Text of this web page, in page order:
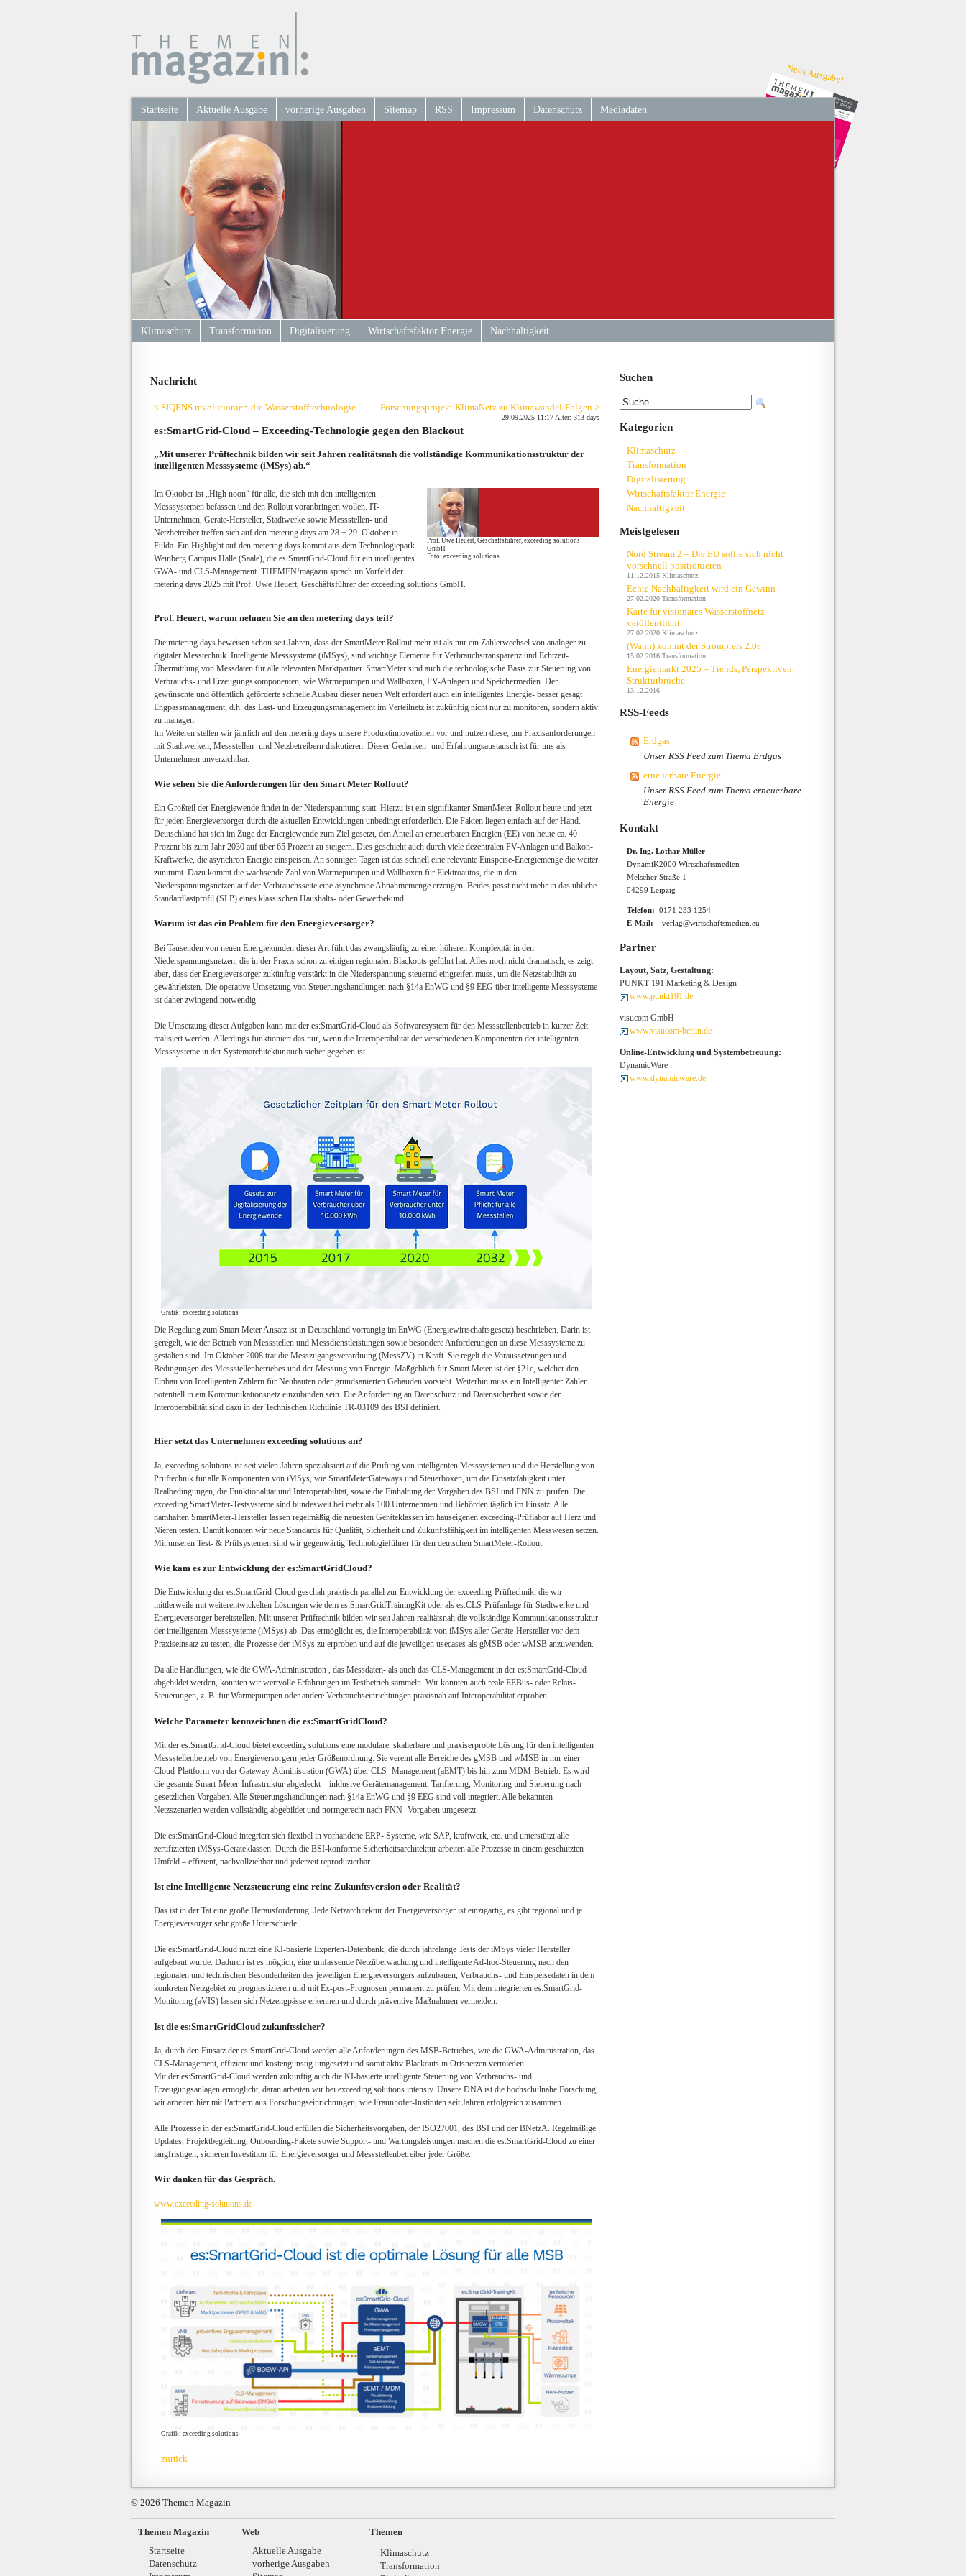
Startseite Aktuelle Ausgabe vorherige Ausgaben Sitemap RSS Impressum Datenschutz Mediadaten
Klimaschutz Transformation Digitalisierung Wirtschaftsfaktor Energie Nachhaltigkeit
Nachricht
Forschungsprojekt KlimaNetz zu Klimawandel-Folgen >
< SIQENS revolutioniert die Wasserstofftechnologie
29.09.2025 11:17 Alter: 313 days
es:SmartGrid-Cloud – Exceeding-Technologie gegen den Blackout
„Mit unserer Prüftechnik bilden wir seit Jahren realitätsnah die vollständige Kommunikationsstruktur der
intelligenten Messsysteme (iMSys) ab.“
Prof. Uwe Heuert, Geschäftsführer, exceeding solutions
GmbH
Foto: exceeding solutions
Im Oktober ist „High noon“ für alle, die sich mit den intelligenten
Messsystemen befassen und den Rollout voranbringen wollen. IT-
Unternehmen, Geräte-Hersteller, Stadtwerke sowie Messstellen- und
Netzbetreiber treffen sich auf den metering days am 28.+ 29. Oktober in
Fulda. Ein Highlight auf den metering days kommt aus dem Technologiepark
Weinberg Campus Halle (Saale), die es:SmartGrid-Cloud für ein intelligentes
GWA- und CLS-Management. THEMEN!magazin sprach im Vorfeld der
metering days 2025 mit Prof. Uwe Heuert, Geschäftsführer der exceeding solutions GmbH.
Prof. Heuert, warum nehmen Sie an den metering days teil?
Die metering days beweisen schon seit Jahren, dass der SmartMeter Rollout mehr ist als nur ein Zählerwechsel von analoger zu
digitaler Messtechnik. Intelligente Messsysteme (iMSys), sind wichtige Elemente für Verbrauchstransparenz und Echtzeit-
Übermittlung von Messdaten für alle relevanten Marktpartner. SmartMeter sind auch die technologische Basis zur Steuerung von
Verbrauchs- und Erzeugungskomponenten, wie Wärmepumpen und Wallboxen, PV-Anlagen und Speichermedien. Der
gewünschte und öffentlich geförderte schnelle Ausbau dieser neuen Welt erfordert auch ein intelligentes Energie- besser gesagt
Engpassmanagement, d.h. das Last- und Erzeugungsmanagement im Verteilnetz ist zukünftig nicht nur zu monitoren, sondern aktiv
zu managen.
Im Weiteren stellen wir jährlich auf den metering days unsere Produktinnovationen vor und nutzen diese, um Praxisanforderungen
mit Stadtwerken, Messstellen- und Netzbetreibern diskutieren. Dieser Gedanken- und Erfahrungsaustausch ist für uns als
Unternehmen unverzichtbar.
Wie sehen Sie die Anforderungen für den Smart Meter Rollout?
Ein Großteil der Energiewende findet in der Niederspannung statt. Hierzu ist ein signifikanter SmartMeter-Rollout heute und jetzt
für jeden Energieversorger durch die aktuellen Entwicklungen unbedingt erforderlich. Die Fakten liegen einfach auf der Hand.
Deutschland hat sich im Zuge der Energiewende zum Ziel gesetzt, den Anteil an erneuerbaren Energien (EE) von heute ca. 40
Prozent bis zum Jahr 2030 auf über 65 Prozent zu steigern. Dies geschieht auch durch viele dezentralen PV-Anlagen und Balkon-
Kraftwerke, die asynchron Energie einspeisen. An sonnigen Tagen ist das schnell eine relevante Einspeise-Energiemenge die weiter
zunimmt. Dazu kommt die wachsende Zahl von Wärmepumpen und Wallboxen für Elektroautos, die in den
Niederspannungsnetzen auf der Verbrauchsseite eine asynchrone Abnahmemenge erzeugen. Beides passt nicht mehr in das übliche
Standardlastprofil (SLP) eines klassischen Haushalts- oder Gewerbekund
Warum ist das ein Problem für den Energieversorger?
Bei Tausenden von neuen Energiekunden dieser Art führt das zwangsläufig zu einer höheren Komplexität in den
Niederspannungsnetzen, die in der Praxis schon zu einigen regionalen Blackouts geführt hat. Alles noch nicht dramatisch, es zeigt
aber, dass der Energieversorger zukünftig verstärkt in die Niederspannung steuernd eingreifen muss, um die Netzstabilität zu
gewährleisten. Die operative Umsetzung von Steuerungshandlungen nach §14a EnWG und §9 EEG über intelligente Messsysteme
ist daher zwingend notwendig.
Die Umsetzung dieser Aufgaben kann mit der es:SmartGrid-Cloud als Softwaresystem für den Messstellenbetrieb in kurzer Zeit
realisiert werden. Allerdings funktioniert das nur, wenn die Interoperabilität der verschiedenen Komponenten der intelligenten
Messsysteme in der Systemarchitektur auch sicher gegeben ist.
Grafik: exceeding solutions
Die Regelung zum Smart Meter Ansatz ist in Deutschland vorrangig im EnWG (Energiewirtschaftsgesetz) beschrieben. Darin ist
geregelt, wie der Betrieb von Messstellen und Messdienstleistungen sowie besondere Anforderungen an diese Messsysteme zu
gestalten sind. Im Oktober 2008 trat die Messzugangsverordnung (MessZV) in Kraft. Sie regelt die Voraussetzungen und
Bedingungen des Messstellenbetriebes und der Messung von Energie. Maßgeblich für Smart Meter ist der §21c, welcher den
Einbau von Intelligenten Zählern für Neubauten oder grundsanierten Gebäuden vorsieht. Weiterhin muss ein Intelligenter Zähler
potentiell in ein Kommunikationsnetz einzubinden sein. Die Anforderung an Datenschutz und Datensicherheit sowie der
Interoperabilität sind dazu in der Technischen Richtlinie TR-03109 des BSI definiert.
Hier setzt das Unternehmen exceeding solutions an?
Ja, exceeding solutions ist seit vielen Jahren spezialisiert auf die Prüfung von intelligenten Messsystemen und die Herstellung von
Prüftechnik für alle Komponenten von iMSys, wie SmartMeterGateways und Steuerboxen, um die Einsatzfähigkeit unter
Realbedingungen, die Funktionalität und Interoperabilität, sowie die Einhaltung der Vorgaben des BSI und FNN zu prüfen. Die
exceeding SmartMeter-Testsysteme sind bundesweit bei mehr als 100 Unternehmen und Behörden täglich im Einsatz. Alle
namhaften SmartMeter-Hersteller lassen regelmäßig die neuesten Geräteklassen im hauseigenen exceeding-Prüflabor auf Herz und
Nieren testen. Damit konnten wir neue Standards für Qualität, Sicherheit und Zukunftsfähigkeit im intelligenten Messwesen setzen.
Mit unseren Test- & Prüfsystemen sind wir gegenwärtig Technologieführer für den deutschen SmartMeter-Rollout.
Wie kam es zur Entwicklung der es:SmartGrid­Cloud?
Die Entwicklung der es:SmartGrid-Cloud geschah praktisch parallel zur Entwicklung der exceeding-Prüftechnik, die wir
mittlerweile mit weiterentwickelten Lösungen wie dem es:SmartGridTrainingKit oder als es:CLS-Prüfanlage für Stadtwerke und
Energieversorger bereitstellen. Mit unserer Prüftechnik bilden wir seit Jahren realitätsnah die vollständige Kommunikationsstruktur
der intelligenten Messsysteme (iMSys) ab. Das ermöglicht es, die Interoperabilität von iMSys aller Geräte-Hersteller vor dem
Praxiseinsatz zu testen, die Prozesse der iMSys zu erproben und auf die jeweiligen usecases als gMSB oder wMSB anzuwenden.
Da alle Handlungen, wie die GWA-Administration , das Messdaten- als auch das CLS-Management in der es:SmartGrid-Cloud
abgebildet werden, konnten wir wertvolle Erfahrungen im Testbetrieb sammeln. Wir konnten auch reale EEBus- oder Relais-
Steuerungen, z. B. für Wärmepumpen oder andere Verbrauchseinrichtungen praxisnah auf Interoperabilität erproben.
Welche Parameter kennzeichnen die es:SmartGrid­Cloud?
Mit der es:SmartGrid-Cloud bietet exceeding solutions eine modulare, skalierbare und praxiserprobte Lösung für den intelligenten
Messstellenbetrieb von Energieversorgern jeder Größenordnung. Sie vereint alle Bereiche des gMSB und wMSB in nur einer
Cloud-Plattform von der Gateway-Administration (GWA) über CLS- Management (aEMT) bis hin zum MDM-Betrieb. Es wird
die gesamte Smart-Meter-Infrastruktur abgedeckt – inklusive Gerätemanagement, Tarifierung, Monitoring und Steuerung nach
gesetzlichen Vorgaben. Alle Steuerungshandlungen nach §14a EnWG und §9 EEG sind voll integriert. Alle bekannten
Netzszenarien werden vollständig abgebildet und normgerecht nach FNN- Vorgaben umgesetzt.
Die es:SmartGrid-Cloud integriert sich flexibel in vorhandene ERP- Systeme, wie SAP, kraftwerk, etc. und unterstützt alle
zertifizierten iMSys-Geräteklassen. Durch die BSI-konforme Sicherheitsarchitektur arbeiten alle Prozesse in einem geschützten
Umfeld – effizient, nachvollziehbar und jederzeit reproduzierbar.
Ist eine Intelligente Netzsteuerung eine reine Zukunftsversion oder Realität?
Das ist in der Tat eine große Herausforderung. Jede Netzarchitektur der Energieversorger ist einzigartig, es gibt regional und je
Energieversorger sehr große Unterschiede.
Die es:SmartGrid-Cloud nutzt eine KI-basierte Experten-Datenbank, die durch jahrelange Tests der iMSys vieler Hersteller
aufgebaut wurde. Dadurch ist es möglich, eine umfassende Netzüberwachung und intelligente Ad-hoc-Steuerung nach den
regionalen und technischen Besonderheiten des jeweiligen Energieversorgers aufzubauen, Verbrauchs- und Einspeisedaten in dem
konkreten Netzgebiet zu prognostizieren und mit Ex-post-Prognosen permanent zu prüfen. Mit dem integrierten es:SmartGrid-
Monitoring (aVIS) lassen sich Netzengpässe erkennen und durch präventive Maßnahmen vermeiden.
Ist die es:SmartGrid­Cloud zukunftssicher?
Ja, durch den Einsatz der es:SmartGrid-Cloud werden alle Anforderungen des MSB-Betriebes, wie die GWA-Administration, das
CLS-Management, effizient und kostengünstig umgesetzt und somit aktiv Blackouts in Ortsnetzen vermieden.
Mit der es:SmartGrid-Cloud werden zukünftig auch die KI-basierte intelligente Steuerung von Verbrauchs- und
Erzeugungsanlagen ermöglicht, daran arbeiten wir bei exceeding solutions intensiv. Unsere DNA ist die hochschulnahe Forschung,
wir arbeiten hier mit Partnern aus Forschungseinrichtungen, wie Fraunhofer-Instituten seit Jahren erfolgreich zusammen.
Alle Prozesse in der es:SmartGrid-Cloud erfüllen die Sicherheitsvorgaben, der ISO27001, des BSI und der BNetzA. Regelmäßige
Updates, Projektbegleitung, Onboarding-Pakete sowie Support- und Wartungsleistungen machen die es:SmartGrid-Cloud zu einer
langfristigen, sicheren Investition für Energieversorger und Messstellenbetreiber jeder Größe.
Wir danken für das Gespräch.
www.exceeding-solutions.de
Grafik: exceeding solutions
zurück
Suchen
Kategorien
Klimaschutz
Transformation
Digitalisierung
Wirtschaftsfaktor Energie
Nachhaltigkeit
Meistgelesen
Nord Stream 2 – Die EU sollte sich nicht
vorschnell positionieren
11.12.2015 Klimaschutz
Echte Nachhaltigkeit wird ein Gewinn
27.02.2020 Transformation
Karte für visionäres Wasserstoffnetz
veröffentlicht
27.02.2020 Klimaschutz
(Wann) kommt der Strompreis 2.0?
15.02.2016 Transformation
Energiemarkt 2025 – Trends, Perspektiven,
Strukturbrüche
13.12.2016
RSS-Feeds
Erdgas
Unser RSS Feed zum Thema Erdgas
erneuerbare Energie
Unser RSS Feed zum Thema erneuerbare
Energie
Kontakt
Dr. Ing. Lothar Müller
DynamiK2000 Wirtschaftsmedien
Melscher Straße 1
04299 Leipzig
Telefon: 0171 233 1254
E-Mail: verlag@wirtschaftsmedien.eu
Partner
Layout, Satz, Gestaltung:
PUNKT 191 Marketing & Design
www.punkt191.de
visucom GmbH
www.visucom-berlin.de
Online-Entwicklung und Systembetreuung:
DynamicWare
www.dynamicware.de
© 2026 Themen Magazin
Themen Magazin
Startseite
Datenschutz
Web
Aktuelle Ausgabe
vorherige Ausgaben
Themen
Klimaschutz
Transformation
Neue Ausgabe!